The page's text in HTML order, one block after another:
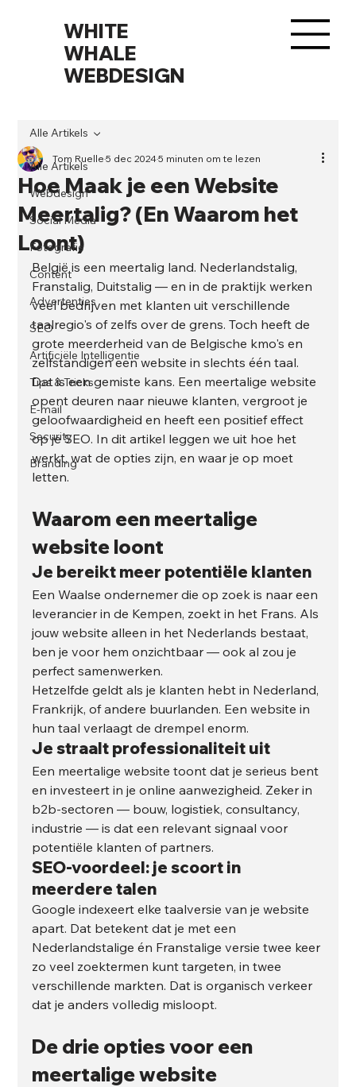
WHITE
WHALE
WEBDESIGN
Alle Artikels
Webdesign
Social Media
Fotografie
Content
Advertenties
SEO
Artificiële Intelligentie
Tips & Tricks
E-mail
Security
Branding
Alle Artikels
Hoe Maak je een Website
Meertalig? (En Waarom het
Loont)
Tom Ruelle5 dec 20245 minuten om te lezen
België is een meertalig land. Nederlandstalig,
Franstalig, Duitstalig — en in de praktijk werken
veel bedrijven met klanten uit verschillende
taalregio's of zelfs over de grens. Toch heeft de
grote meerderheid van de Belgische kmo's en
zelfstandigen een website in slechts één taal.
Dat is een gemiste kans. Een meertalige website
opent deuren naar nieuwe klanten, vergroot je
geloofwaardigheid en heeft een positief effect
op je SEO. In dit artikel leggen we uit hoe het
werkt, wat de opties zijn, en waar je op moet
letten.
Waarom een meertalige
website loont
Je bereikt meer potentiële klanten
Een Waalse ondernemer die op zoek is naar een
leverancier in de Kempen, zoekt in het Frans. Als
jouw website alleen in het Nederlands bestaat,
ben je voor hem onzichtbaar — ook al zou je
perfect samenwerken.
Hetzelfde geldt als je klanten hebt in Nederland,
Frankrijk, of andere buurlanden. Een website in
hun taal verlaagt de drempel enorm.
Je straalt professionaliteit uit
Een meertalige website toont dat je serieus bent
en investeert in je online aanwezigheid. Zeker in
b2b-sectoren — bouw, logistiek, consultancy,
industrie — is dat een relevant signaal voor
potentiële klanten of partners.
SEO-voordeel: je scoort in
meerdere talen
Google indexeert elke taalversie van je website
apart. Dat betekent dat je met een
Nederlandstalige én Franstalige versie twee keer
zo veel zoektermen kunt targeten, in twee
verschillende markten. Dat is organisch verkeer
dat je anders volledig misloopt.
De drie opties voor een
meertalige website